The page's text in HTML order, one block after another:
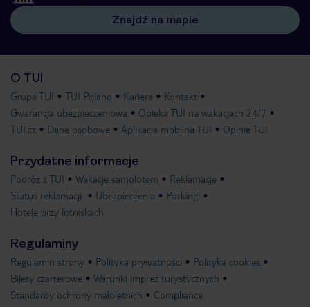
Znajdź na mapie
O TUI
Grupa TUI TUI Poland Kariera
Kontakt
Gwarancja ubezpieczeniowa
Opieka TUI na wakacjach 24/7
TUI.cz
Dane osobowe Aplikacja mobilna TUI Opinie TUI
Przydatne informacje
Podróż z TUI Wakacje samolotem
Reklamacje
Status reklamacji
Ubezpieczenia
Parkingi
Hotele przy lotniskach
Regulaminy
Regulamin strony Polityka prywatności
Polityka cookies
Bilety czarterowe
Warunki imprez turystycznych
Standardy ochrony małoletnich
Compliance